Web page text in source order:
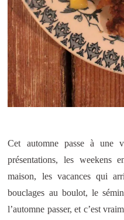
Cet automne passe à une
présentations, les weekens
maison, les vacances qui
bouclages au boulot, le
l’automne passer, et c’est